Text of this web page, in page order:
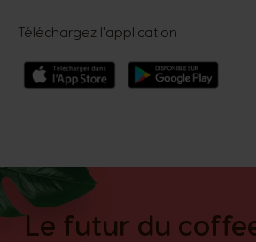
Téléchargez l'application
Le futur du